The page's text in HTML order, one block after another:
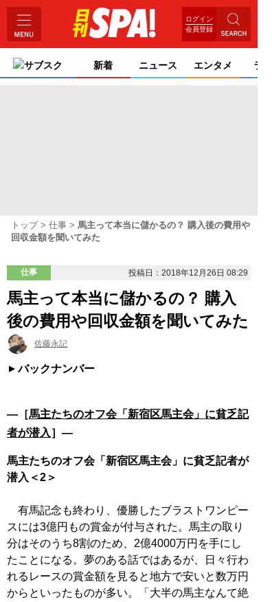
ログイン
会員登録
サブスク 新着 ニュース エンタメ ライ
トップ 仕事
馬主って本当に儲かるの？ 購入後の費用や
回収金額を聞いてみた
仕事 投稿日：2018年12月26日 08:29
馬主って本当に儲かるの？ 購入
後の費用や回収金額を聞いてみた
佐藤永記
バックナンバー
―［馬主たちのオフ会「新宿区馬主会」に貧乏記
者が潜入 ］―
馬主たちのオフ会「新宿区馬主会」に貧乏記者が
潜入＜2＞
有馬記念も終わり、優勝したブラストワンピー
スには3億円もの賞金が付与された。馬主の取り
分はそのうち8割のため、2億4000万円を手にし
たことになる。夢のある話ではあるが、日々行わ
れるレースの賞金額を見ると地方で安いと数万円
からといったものが多い。「大半の馬主なんて絶